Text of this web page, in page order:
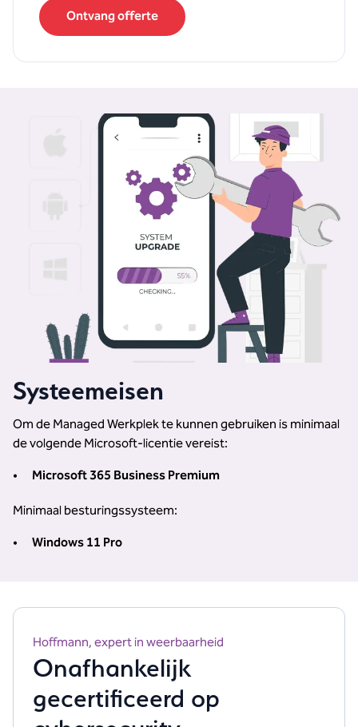
Ontvang offerte
Systeemeisen
Om de Managed Werkplek te kunnen gebruiken is minimaal
de volgende Microsoft-licentie vereist:
Microsoft 365 Business Premium
Minimaal besturingssysteem:
Windows 11 Pro
Hoffmann, expert in weerbaarheid
Onafhankelijk
gecertificeerd op